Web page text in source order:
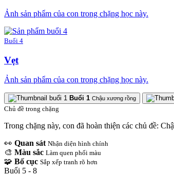
Ảnh sản phẩm của con trong chặng học này.
Buổi 4
Vẹt
Ảnh sản phẩm của con trong chặng học này.
Buổi 1 Chậu xương rồng
Chủ đề trong chặng
Trong chặng này, con đã hoàn thiện các chủ đề:
👀 Quan sát Nhận diện hình chính
🎨 Màu sắc Làm quen phối màu
🧩 Bố cục Sắp xếp tranh rõ hơn
Buổi 5 - 8